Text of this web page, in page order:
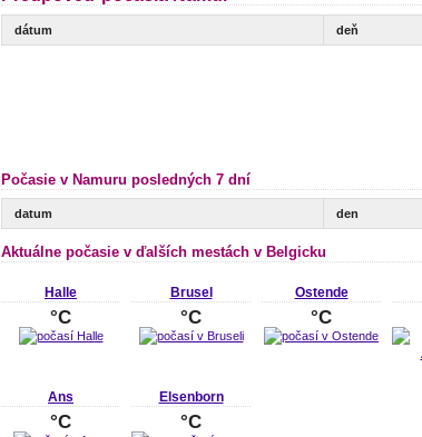
dátum deň
Počasie v Namuru posledných 7 dní
datum den
Aktuálne počasie v ďalších mestách v Belgicku
Halle
°C
Brusel
°C
Ostende
°C
Ans
°C
Elsenborn
°C